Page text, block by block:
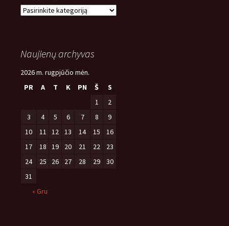
Naujienų
Naujienų archyvas
2026 m. rugpjūčio mėn.
PR
A T K PN Š
S
1
2
3
4 5 6 7 8
9
10
11 12 13 14 15
16
17
18 19 20 21 22
23
24
25 26 27 28 29
30
31
« Gru